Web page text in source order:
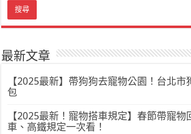
最新文章
【2025最新】帶狗狗去寵物公園！台北
包
【2025最新！寵物搭車規定】春節帶寵物
車、高鐵規定一次看！